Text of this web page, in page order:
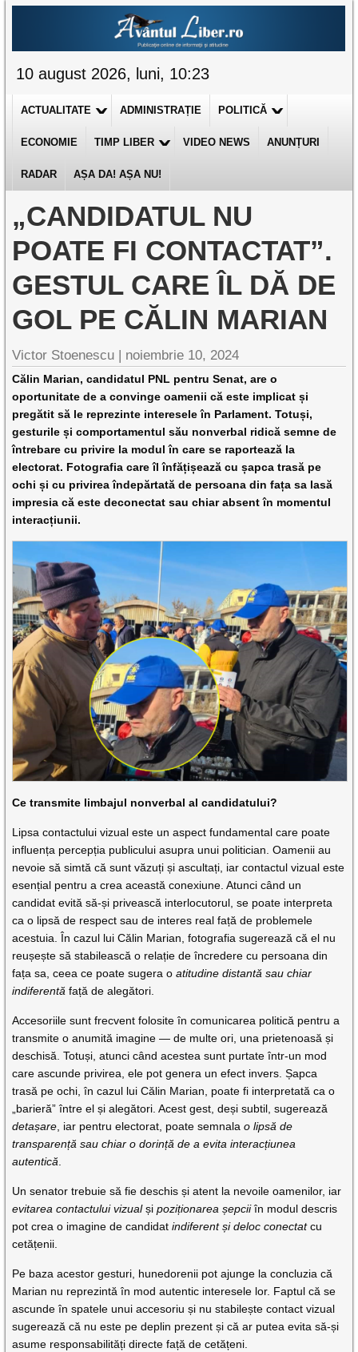
10 august 2026, luni, 10:23
ACTUALITATE ADMINISTRAȚIE POLITICĂ
ECONOMIE TIMP LIBER VIDEO NEWS ANUNȚURI
RADAR AȘA DA! AȘA NU!
„CANDIDATUL NU
POATE FI CONTACTAT”.
GESTUL CARE ÎL DĂ DE
GOL PE CĂLIN MARIAN
Victor Stoenescu | noiembrie 10, 2024
Călin Marian, candidatul PNL pentru Senat, are o
oportunitate de a convinge oamenii că este implicat și
pregătit să le reprezinte interesele în Parlament. Totuși,
gesturile și comportamentul său nonverbal ridică semne de
întrebare cu privire la modul în care se raportează la
electorat. Fotografia care îl înfățișează cu șapca trasă pe
ochi și cu privirea îndepărtată de persoana din fața sa lasă
impresia că este deconectat sau chiar absent în momentul
interacțiunii.
Ce transmite limbajul nonverbal al candidatului?
Lipsa contactului vizual este un aspect fundamental care poate
influența percepția publicului asupra unui politician. Oamenii au
nevoie să simtă că sunt văzuți și ascultați, iar contactul vizual este
esențial pentru a crea această conexiune. Atunci când un
candidat evită să-și privească interlocutorul, se poate interpreta
ca o lipsă de respect sau de interes real față de problemele
acestuia. În cazul lui Călin Marian, fotografia sugerează că el nu
reușește să stabilească o relație de încredere cu persoana din
fața sa, ceea ce poate sugera oatitudine distantă sau chiar
indiferentă față de alegători.
Accesoriile sunt frecvent folosite în comunicarea politică pentru a
transmite o anumită imagine — de multe ori, una prietenoasă și
deschisă. Totuși, atunci când acestea sunt purtate într-un mod
care ascunde privirea, ele pot genera un efect invers. Șapca
trasă pe ochi, în cazul lui Călin Marian, poate fi interpretată ca o
„barieră” între el și alegători. Acest gest, deși subtil, sugerează
detașare, iar pentru electorat, poate semnalao lipsă de
transparență sau chiar o dorință de a evita interacțiunea
autentică.
Un senator trebuie să fie deschis și atent la nevoile oamenilor, iar
evitarea contactului vizualșipoziționarea șepciiîn modul descris
pot crea o imagine de candidatindiferent și deloc conectatcu
cetățenii.
Pe baza acestor gesturi, hunedorenii pot ajunge la concluzia că
Marian nu reprezintă în mod autentic interesele lor. Faptul că se
ascunde în spatele unui accesoriu și nu stabilește contact vizual
sugerează că nu este pe deplin prezent și că ar putea evita să-și
asume responsabilități directe față de cetățeni.